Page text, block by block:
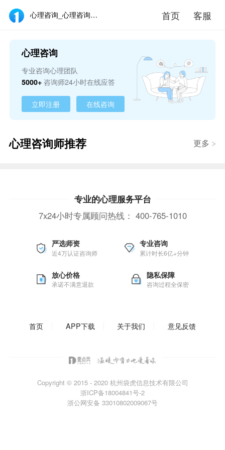
心理咨询_心理咨询师在线_心理咨询医生推荐 - 壹点灵 首页 客服
心理咨询
专业咨询心理团队
5000+ 咨询师24小时在线应答
立即注册 在线咨询
心理咨询师推荐 更多
专业的心理服务平台
7x24小时专属顾问热线： 400-765-1010
严选师资
近4万认证咨询师
专业咨询
累计时长6亿+分钟
放心价格
承诺不满意退款
隐私保障
咨询过程全保密
首页 APP下载 关于我们 意见反馈
Copyright © 2015 - 2020 杭州袋虎信息技术有限公司
浙ICP备18004841号-2
浙公网安备 33010802009067号